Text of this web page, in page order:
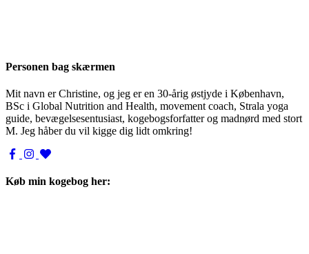
Personen bag skærmen
Mit navn er Christine, og jeg er en 30-årig østjyde i København,
BSc i Global Nutrition and Health, movement coach, Strala yoga
guide, bevægelsesentusiast, kogebogsforfatter og madnørd med stort
M. Jeg håber du vil kigge dig lidt omkring!
Køb min kogebog her: